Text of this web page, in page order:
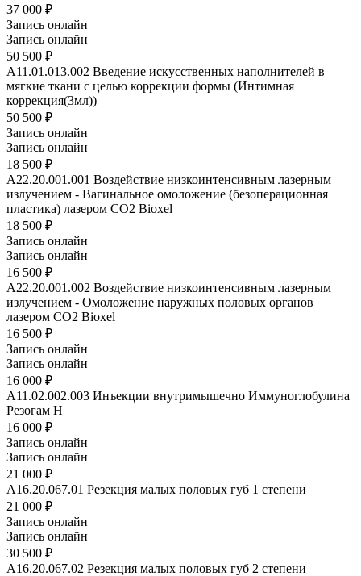
37 000 ₽
Запись онлайн
Запись онлайн
50 500 ₽
A11.01.013.002 Введение искусственных наполнителей в
мягкие ткани с целью коррекции формы (Интимная
коррекция(3мл))
50 500 ₽
Запись онлайн
Запись онлайн
18 500 ₽
A22.20.001.001 Воздействие низкоинтенсивным лазерным
излучением - Вагинальное омоложение (безоперационная
пластика) лазером CO2 Bioxel
18 500 ₽
Запись онлайн
Запись онлайн
16 500 ₽
A22.20.001.002 Воздействие низкоинтенсивным лазерным
излучением - Омоложение наружных половых органов
лазером CO2 Bioxel
16 500 ₽
Запись онлайн
Запись онлайн
16 000 ₽
A11.02.002.003 Инъекции внутримышечно Иммуноглобулина
Резогам Н
16 000 ₽
Запись онлайн
Запись онлайн
21 000 ₽
А16.20.067.01 Резекция малых половых губ 1 степени
21 000 ₽
Запись онлайн
Запись онлайн
30 500 ₽
А16.20.067.02 Резекция малых половых губ 2 степени